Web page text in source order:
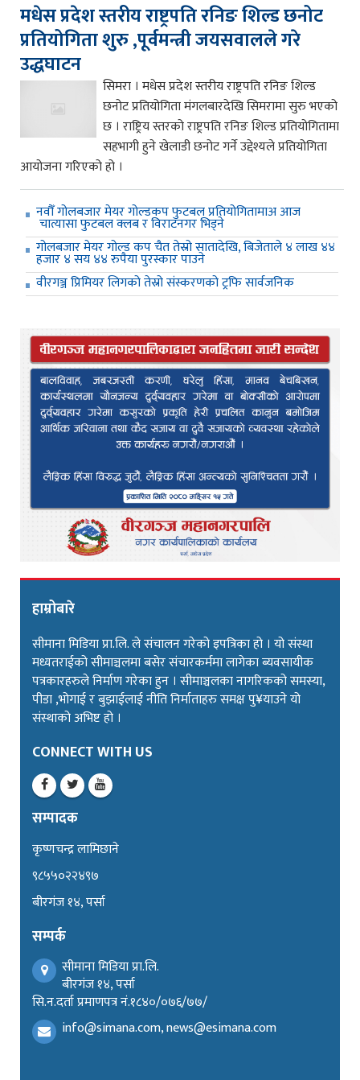
मधेस प्रदेश स्तरीय राष्ट्रपति रनिङ शिल्ड छनोट
प्रतियोगिता शुरु ,पूर्वमन्त्री जयसवालले गरे
उद्धघाटन
सिमरा । मधेस प्रदेश स्तरीय राष्ट्रपति रनिङ शिल्ड
छनोट प्रतियोगिता मंगलबारदेखि सिमरामा सुरु भएको
छ । राष्ट्रिय स्तरको राष्ट्रपति रनिङ शिल्ड प्रतियोगितामा
सहभागी हुने खेलाडी छनोट गर्ने उद्देश्यले प्रतियोगिता
आयोजना गरिएको हो ।
नवौँ गोलबजार मेयर गोल्डकप फुटबल प्रतियोगितामाअ आज
चात्यासा फुटबल क्लब र विराटनगर भिड्ने
गोलबजार मेयर गोल्ड कप चैत तेस्रो सातादेखि, बिजेताले ४ लाख ४४
हजार ४ सय ४४ रुपैया पुरस्कार पाउने
वीरगञ्ज प्रिमियर लिगको तेस्रो संस्करणको ट्रफि सार्वजनिक
हाम्रोबारे
सीमाना मिडिया प्रा.लि. ले संचालन गरेको इपत्रिका हो । यो संस्था
मध्यतराईको सीमाञ्चलमा बसेर संचारकर्ममा लागेका ब्यवसायीक
पत्रकारहरुले निर्माण गरेका हुन । सीमाञ्चलका नागरिकको समस्या,
पीडा ,भोगाई र बुझाईलाई नीति निर्माताहरु समक्ष पु¥याउने यो
संस्थाको अभिष्ट हो ।
CONNECT WITH US
सम्पादक
कृष्णचन्द्र लामिछाने
९८५५०२२४९७
बीरगंज १४, पर्सा
सम्पर्क
सीमाना मिडिया प्रा.लि.
बीरगंज १४, पर्सा
सि.न.दर्ता प्रमाणपत्र नं.१८४०/०७६/७७/
info@simana.com, news@esimana.com